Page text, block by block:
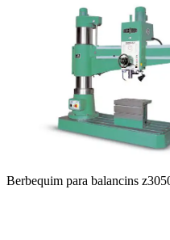
Berbequim para balancins